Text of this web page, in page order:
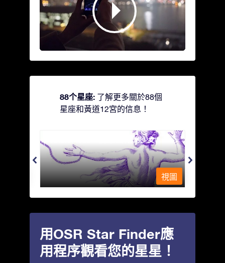
88个星座: 了解更多關於88個
星座和黃道12宮的信息！
Andromeda - 被鐵鍊鎖著的少女
視圖
用OSR Star Finder應
用程序觀看您的星星！